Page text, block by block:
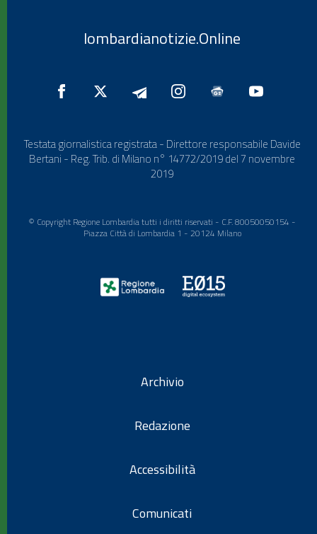
lombardianotizie.Online
Testata giornalistica registrata - Direttore responsabile Davide
Bertani - Reg. Trib. di Milano n° 14772/2019 del 7 novembre
2019
© Copyright Regione Lombardia tutti i diritti riservati - C.F. 80050050154 -
Piazza Città di Lombardia 1 - 20124 Milano
Archivio
Redazione
Accessibilità
Comunicati